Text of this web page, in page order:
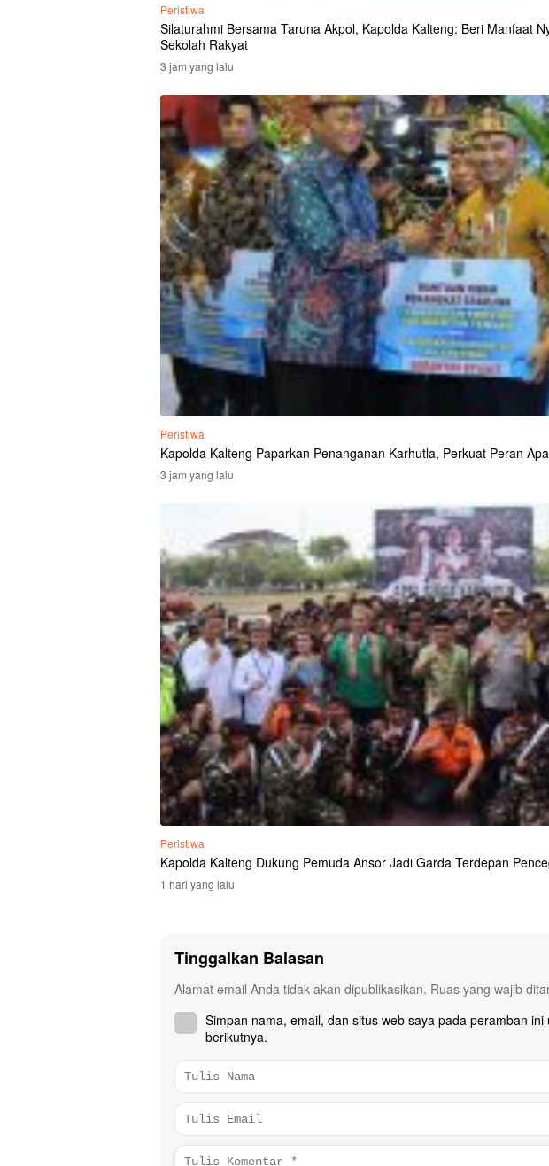
Peristiwa
Silaturahmi Bersama Taruna Akpol, Kapolda Kalteng: Beri Manfaat
Sekolah Rakyat
3 jam yang lalu
Peristiwa
Kapolda Kalteng Paparkan Penanganan Karhutla, Perkuat Peran
3 jam yang lalu
Peristiwa
Kapolda Kalteng Dukung Pemuda Ansor Jadi Garda Terdepan
1 hari yang lalu
Tinggalkan Balasan
Alamat email Anda tidak akan dipublikasikan. Ruas yang wajib
Simpan nama, email, dan situs web saya pada peramban ini
berikutnya.